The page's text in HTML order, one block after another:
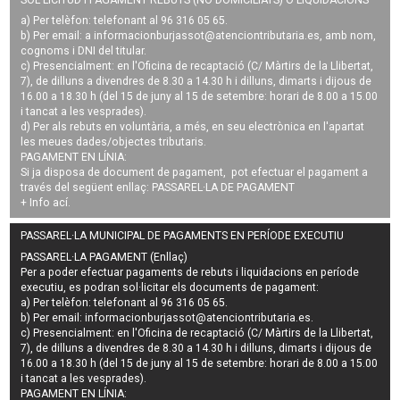
a) Per telèfon: telefonant al 96 316 05 65.
b) Per email: a informacionburjassot@atenciontributaria.es, amb nom,
cognoms i DNI del titular.
c) Presencialment: en l'Oficina de recaptació (C/ Màrtirs de la Llibertat,
7), de dilluns a divendres de 8.30 a 14.30 h i dilluns, dimarts i dijous de
16.00 a 18.30 h (del 15 de juny al 15 de setembre: horari de 8.00 a 15.00
i tancat a les vesprades).
d) Per als rebuts en voluntària, a més, en seu electrònica en l'apartat
les meues dades/objectes tributaris.
PAGAMENT EN LÍNIA:
Si ja disposa de document de pagament, pot efectuar el pagament a
través del següent enllaç: PASSAREL·LA DE PAGAMENT
+ Info ací.
PASSAREL·LA MUNICIPAL DE PAGAMENTS EN PERÍODE EXECUTIU
PASSAREL·LA PAGAMENT (Enllaç)
Per a poder efectuar pagaments derebuts i liquidacions en període
executiu , es podran sol·licitar els documents de pagament:
a) Per telèfon: telefonant al 96 316 05 65.
b) Per email:informacionburjassot@atenciontributaria.es
c) Presencialment: en l'Oficina de recaptació (C/ Màrtirs de la Llibertat,
7), de dilluns a divendres de 8.30 a 14.30 h i dilluns, dimarts i dijous de
16.00 a 18.30 h (del 15 de juny al 15 de setembre: horari de 8.00 a 15.00
i tancat a les vesprades).
PAGAMENT EN LÍNIA: